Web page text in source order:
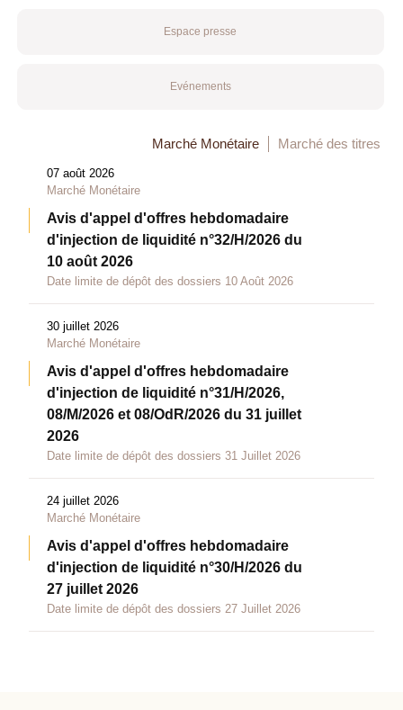
Espace presse
Evénements
Marché Monétaire Marché des titres
07 août 2026
Marché Monétaire
Avis d'appel d'offres hebdomadaire
d'injection de liquidité n°32/H/2026 du
10 août 2026
Date limite de dépôt des dossiers 10 Août 2026
30 juillet 2026
Marché Monétaire
Avis d'appel d'offres hebdomadaire
d'injection de liquidité n°31/H/2026,
08/M/2026 et 08/OdR/2026 du 31 juillet
2026
Date limite de dépôt des dossiers 31 Juillet 2026
24 juillet 2026
Marché Monétaire
Avis d'appel d'offres hebdomadaire
d'injection de liquidité n°30/H/2026 du
27 juillet 2026
Date limite de dépôt des dossiers 27 Juillet 2026